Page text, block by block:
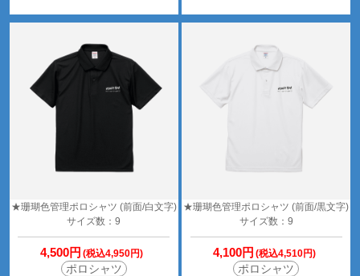
★珊瑚色管理ポロシャツ (前面/白文字)
サイズ数：9
4,500円 (税込4,950円)
ポロシャツ
★珊瑚色管理ポロシャツ (前面/黒文字)
サイズ数：9
4,100円 (税込4,510円)
ポロシャツ